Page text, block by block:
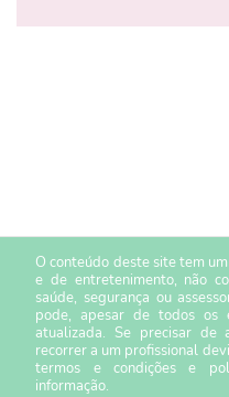
O conteúdo deste site tem
e de entretenimento, não
saúde, segurança ou
pode, apesar de todos os
atualizada. Se precisar de
recorrer a um profissional
termos e condiçõese
informação.